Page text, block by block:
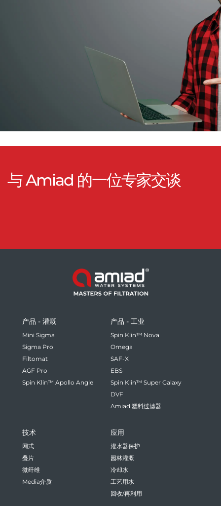
与 Amiad 的一位专家交谈
产品 - 灌溉
Mini Sigma
Sigma Pro
Filtomat
AGF Pro
Spin Klin™ Apollo Angle
产品 - 工业
Spin Klin™ Nova
Omega
SAF-X
EBS
Spin Klin™ Super Galaxy
DVF
Amiad 塑料过滤器
技术
网式
叠片
微纤维
Media介质
应用
灌水器保护
园林灌溉
冷却水
工艺用水
回收/再利用